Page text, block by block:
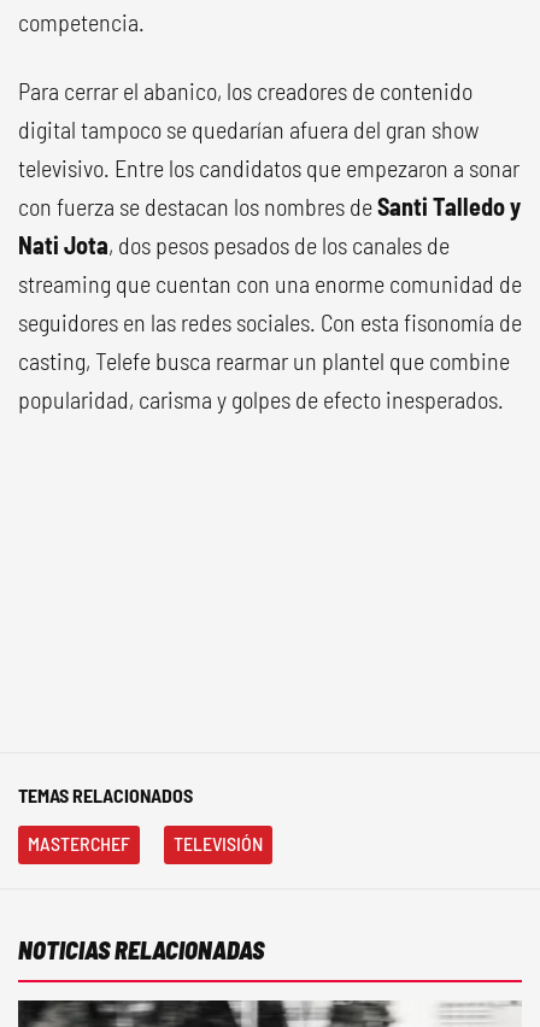
competencia.
Para cerrar el abanico, los creadores de contenido
digital tampoco se quedarían afuera del gran show
televisivo. Entre los candidatos que empezaron a sonar
con fuerza se destacan los nombres deSanti Talledo y
Nati Jota, dos pesos pesados de los canales de
streaming que cuentan con una enorme comunidad de
seguidores en las redes sociales. Con esta fisonomía de
casting, Telefe busca rearmar un plantel que combine
popularidad, carisma y golpes de efecto inesperados.
TEMAS RELACIONADOS
MASTERCHEF TELEVISIÓN
NOTICIAS RELACIONADAS